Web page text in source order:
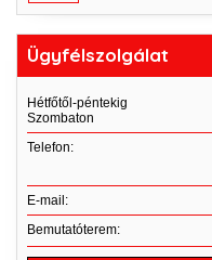
Ügyfélszolgálat
Hétfőtől-péntekig
Szombaton
Telefon:
E-mail:
Bemutatóterem: